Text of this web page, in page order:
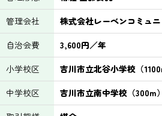
管理会社
株式会社レーベンコミュニ
自治会費
3,600円／年
小学校区
吉川市立北谷小学校（
中学校区
吉川市立南中学校（300m）